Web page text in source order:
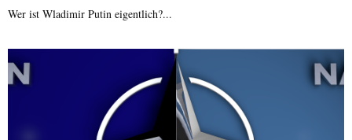
Wer ist Wladimir Putin eigentlich?...